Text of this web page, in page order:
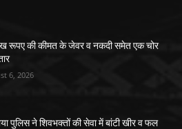
रूपए की कीमत के जेवर व नकदी समेत एक चोर
6, 2026
पुलिस ने शिवभक्तों की सेवा में बांटी खीर व फल